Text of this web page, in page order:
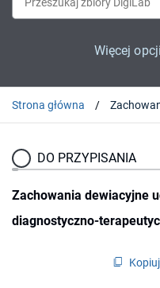
Więcej
Strona główna
DO PRZYPISANIA
Zachowania dewiacyjne
diagnostyczno-